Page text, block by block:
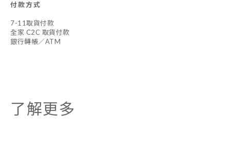
付款方式
7-11取貨付款
全家 C2C 取貨付款
銀行轉帳／ATM
了解更多